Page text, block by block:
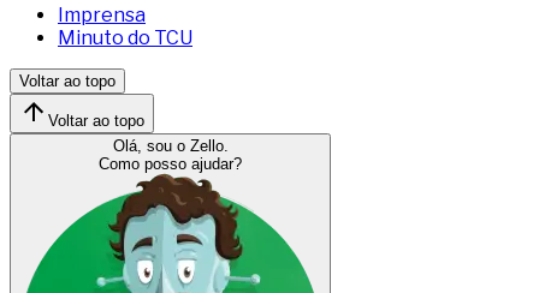
Imprensa
Minuto do TCU
Voltar ao topo
Voltar ao topo
Olá, sou o Zello.
Como posso ajudar?